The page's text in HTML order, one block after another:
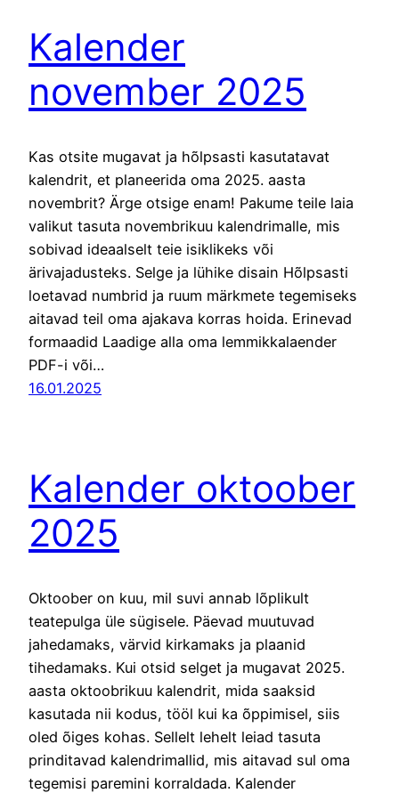
Kalender
november 2025
Kas otsite mugavat ja hõlpsasti kasutatavat
kalendrit, et planeerida oma 2025. aasta
novembrit? Ärge otsige enam! Pakume teile laia
valikut tasuta novembrikuu kalendrimalle, mis
sobivad ideaalselt teie isiklikeks või
ärivajadusteks. Selge ja lühike disain Hõlpsasti
loetavad numbrid ja ruum märkmete tegemiseks
aitavad teil oma ajakava korras hoida. Erinevad
formaadid Laadige alla oma lemmikkalaender
PDF-i või…
16.01.2025
Kalender oktoober
2025
Oktoober on kuu, mil suvi annab lõplikult
teatepulga üle sügisele. Päevad muutuvad
jahedamaks, värvid kirkamaks ja plaanid
tihedamaks. Kui otsid selget ja mugavat 2025.
aasta oktoobrikuu kalendrit, mida saaksid
kasutada nii kodus, tööl kui ka õppimisel, siis
oled õiges kohas. Sellelt lehelt leiad tasuta
prinditavad kalendrimallid, mis aitavad sul oma
tegemisi paremini korraldada. Kalender